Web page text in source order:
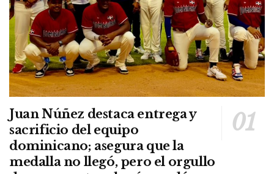
Juan Núñez destaca entrega y
sacrificio del equipo
dominicano; asegura que la
medalla no llegó, pero el orgullo